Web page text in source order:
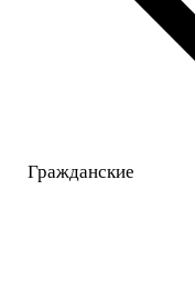
Гражданские